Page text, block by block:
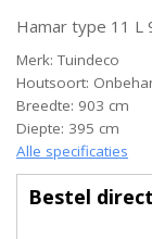
Hamar type 11 L
Merk: Tuindeco
Houtsoort:
Breedte: 903 cm
Diepte: 395 cm
Alle specificaties
Bestel direct